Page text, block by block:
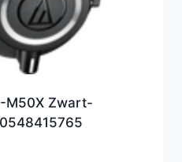
M50X Zwart-